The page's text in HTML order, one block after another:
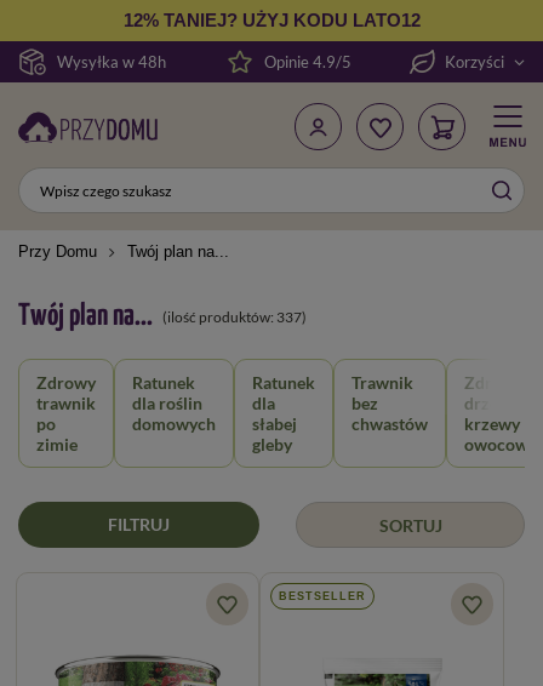
Wysyłka w 48h
12% TANIEJ? UŻYJ KODU LATO12
Opinie 4.9/5 Korzyści
Przy Domu Twój plan na...
Twój plan na... (ilość produktów: 337)
Zdrowy
trawnik
po
zimie
Ratunek
dla roślin
domowych
Ratunek
dla
słabej
gleby
Trawnik
bez
chwastów
Zdrowe
drzewa i
krzewy
owocowe
SORTUJ
FILTRUJ
BESTSELLER